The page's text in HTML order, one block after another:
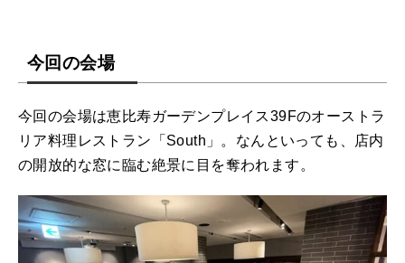
今回の会場
今回の会場は恵比寿ガーデンプレイス39Fのオーストラ
リア料理レストラン「South」。なんといっても、店内
の開放的な窓に臨む絶景に目を奪われます。